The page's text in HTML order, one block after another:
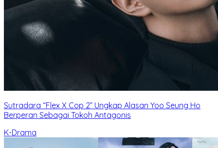
Sutradara “Flex X Cop 2” Ungkap Alasan Yoo Seung Ho
Berperan Sebagai Tokoh Antagonis
K-Drama